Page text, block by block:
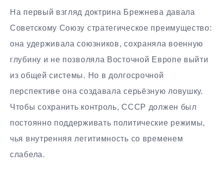
На первый взгляд доктрина Брежнева давала
Советскому Союзу стратегическое преимущество:
она удерживала союзников, сохраняла военную
глубину и не позволяла Восточной Европе выйти
из общей системы. Но в долгосрочной
перспективе она создавала серьёзную ловушку.
Чтобы сохранить контроль, СССР должен был
постоянно поддерживать политические режимы,
чья внутренняя легитимность со временем
слабела.